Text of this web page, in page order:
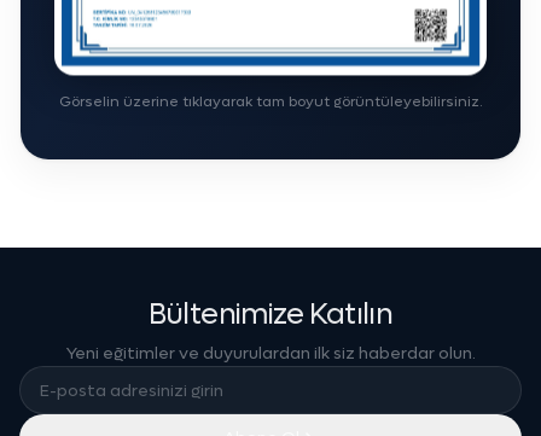
Görselin üzerine tıklayarak tam boyut görüntüleyebilirsiniz.
Bültenimize Katılın
Yeni eğitimler ve duyurulardan ilk siz haberdar olun.